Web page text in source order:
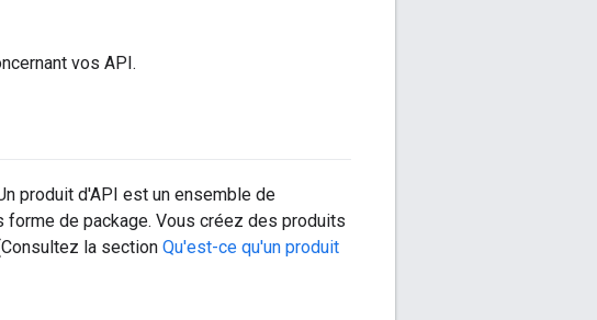
vos API.
produit d'API est un ensemble de
de package. Vous créez des produits
la section Qu'est-ce qu'un produit